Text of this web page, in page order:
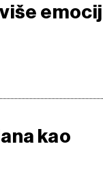
kao